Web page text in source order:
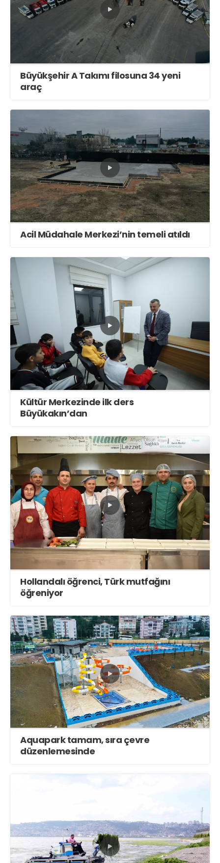
Büyükşehir A Takımı filosuna 34 yeni
araç
Acil Müdahale Merkezi’nin temeli atıldı
Kültür Merkezinde ilk ders
Büyükakın’dan
Hollandalı öğrenci, Türk mutfağını
öğreniyor
Aquapark tamam, sıra çevre
düzenlemesinde